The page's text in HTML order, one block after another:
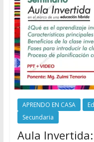
APRENDO EN CASA
Secundaria
Aula